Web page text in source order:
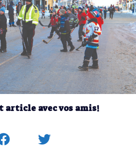
article avec vos amis!